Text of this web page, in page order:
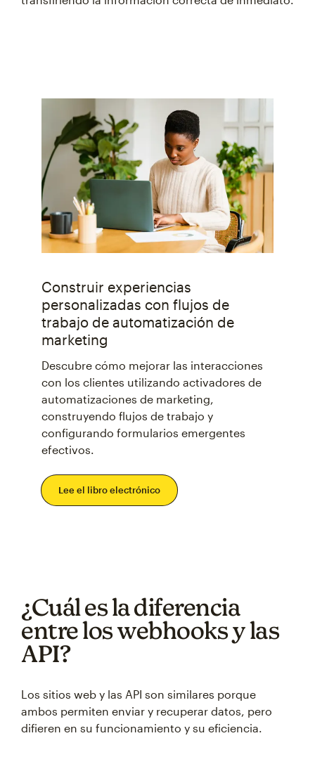
Construir experiencias
personalizadas con flujos de
trabajo de automatización de
marketing
Descubre cómo mejorar las interacciones
con los clientes utilizando activadores de
automatizaciones de marketing,
construyendo flujos de trabajo y
configurando formularios emergentes
efectivos.
Lee el libro electrónico
¿Cuál es la diferencia
entre los webhooks y las
API?
Los sitios web y las API son similares porque
ambos permiten enviar y recuperar datos, pero
difieren en su funcionamiento y su eficiencia.